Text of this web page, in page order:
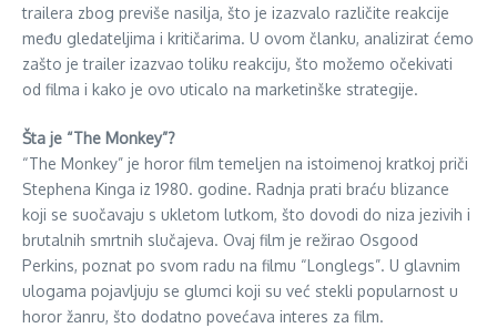
trailera zbog previše nasilja, što je izazvalo različite reakcije
među gledateljima i kritičarima. U ovom članku, analizirat ćemo
zašto je trailer izazvao toliku reakciju, što možemo očekivati
od filma i kako je ovo uticalo na marketinške strategije.
Šta je “The Monkey”?
“The Monkey” je horor film temeljen na istoimenoj kratkoj priči
Stephena Kinga iz 1980. godine. Radnja prati braću blizance
koji se suočavaju s ukletom lutkom, što dovodi do niza jezivih i
brutalnih smrtnih slučajeva. Ovaj film je režirao Osgood
Perkins, poznat po svom radu na filmu “Longlegs”. U glavnim
ulogama pojavljuju se glumci koji su već stekli popularnost u
horor žanru, što dodatno povećava interes za film.